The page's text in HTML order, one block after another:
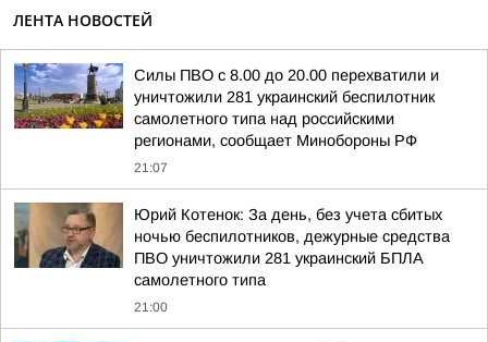
ЛЕНТА НОВОСТЕЙ
Силы ПВО с 8.00 до 20.00 перехватили и
уничтожили 281 украинский беспилотник
самолетного типа над российскими
регионами, сообщает Минобороны РФ
21:07
Юрий Котенок: За день, без учета сбитых
ночью беспилотников, дежурные средства
ПВО уничтожили 281 украинский БПЛА
самолетного типа
21:00